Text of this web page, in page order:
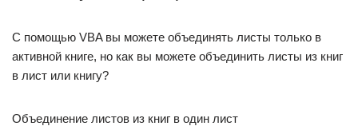
С помощью VBA вы можете объединять листы только в
активной книге, но как вы можете объединить листы из книг
в лист или книгу?
Объединение листов из книг в один лист